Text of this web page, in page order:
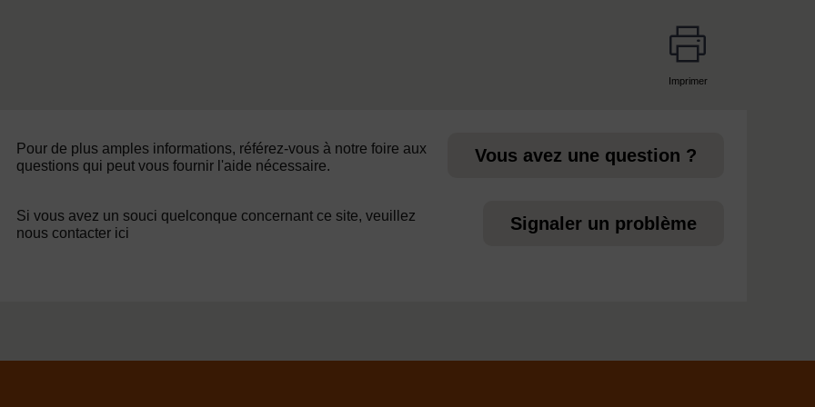
Imprimer
Pour de plus amples informations, référez-vous à notre foire aux
questions qui peut vous fournir l'aide nécessaire.
Vous avez une question ?
Si vous avez un souci quelconque concernant ce site, veuillez
nous contacter ici
Signaler un problème